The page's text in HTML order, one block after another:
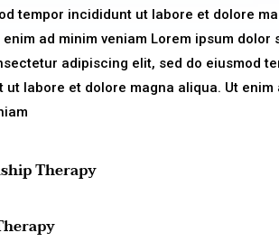
tempor incididunt ut labore et dolore
enim ad minim veniam Lorem ipsum dolor
adipiscing elit, sed do eiusmod
ut labore et dolore magna aliqua. Ut enim
Therapy